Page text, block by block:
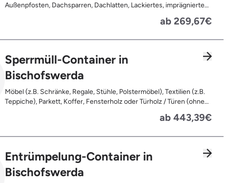
Außenpfosten, Dachsparren, Dachlatten, Lackiertes, imprägniertes
verbranntes Holz, Fensterrahmen, Außentüren, Balkongeländer,
ab 269,67€
Sperrmüll-Container in
Bischofswerda
Möbel (z.B. Schränke, Regale, Stühle, Polstermöbel), Textilien (z.B.
Teppiche), Parkett, Koffer, Fensterholz oder Türholz / Türen (ohne
ab 443,39€
Entrümpelung-Container in
Bischofswerda